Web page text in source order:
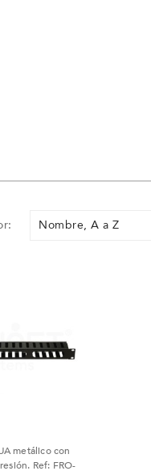
Nombre, A a Z
metálico con
Ref: FRO-